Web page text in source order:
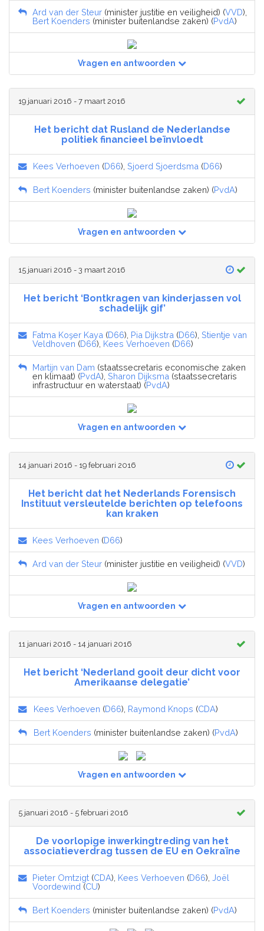
Ard van der Steur (minister justitie en veiligheid) (VVD),
Bert Koenders (minister buitenlandse zaken) (PvdA)
Vragen en antwoorden
19 januari 2016 - 7 maart 2016
Het bericht dat Rusland de Nederlandse
politiek financieel beïnvloedt
Kees Verhoeven (D66), Sjoerd Sjoerdsma (D66)
Bert Koenders (minister buitenlandse zaken) (PvdA)
Vragen en antwoorden
15 januari 2016 - 3 maart 2016
Het bericht ‘Bontkragen van kinderjassen vol
schadelijk gif’
Fatma Koşer Kaya (D66), Pia Dijkstra (D66), Stientje van
Veldhoven (D66), Kees Verhoeven (D66)
Martijn van Dam (staatssecretaris economische zaken
en klimaat) (PvdA), Sharon Dijksma (staatssecretaris
infrastructuur en waterstaat) (PvdA)
Vragen en antwoorden
14 januari 2016 - 19 februari 2016
Het bericht dat het Nederlands Forensisch
Instituut versleutelde berichten op telefoons
kan kraken
Kees Verhoeven (D66)
Ard van der Steur (minister justitie en veiligheid) (VVD)
Vragen en antwoorden
11 januari 2016 - 14 januari 2016
Het bericht ‘Nederland gooit deur dicht voor
Amerikaanse delegatie’
Kees Verhoeven (D66), Raymond Knops (CDA)
Bert Koenders (minister buitenlandse zaken) (PvdA)
Vragen en antwoorden
5 januari 2016 - 5 februari 2016
De voorlopige inwerkingtreding van het
associatieverdrag tussen de EU en Oekraïne
Pieter Omtzigt (CDA), Kees Verhoeven (D66), Joël
Voordewind (CU)
Bert Koenders (minister buitenlandse zaken) (PvdA)